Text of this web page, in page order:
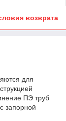
возврата
для
ПЭ труб
запорной